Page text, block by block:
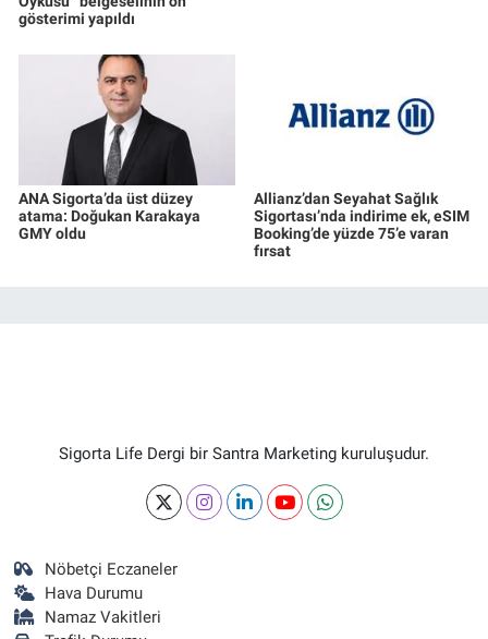
gösterimi yapıldı
ANA Sigorta’da üst düzey
atama: Doğukan Karakaya
GMY oldu
Allianz’dan Seyahat Sağlık
Sigortası’nda indirime ek, eSIM
Booking’de yüzde 75’e varan
fırsat
Sigorta Life Dergi bir Santra Marketing kuruluşudur.
Nöbetçi Eczaneler
Hava Durumu
Namaz Vakitleri